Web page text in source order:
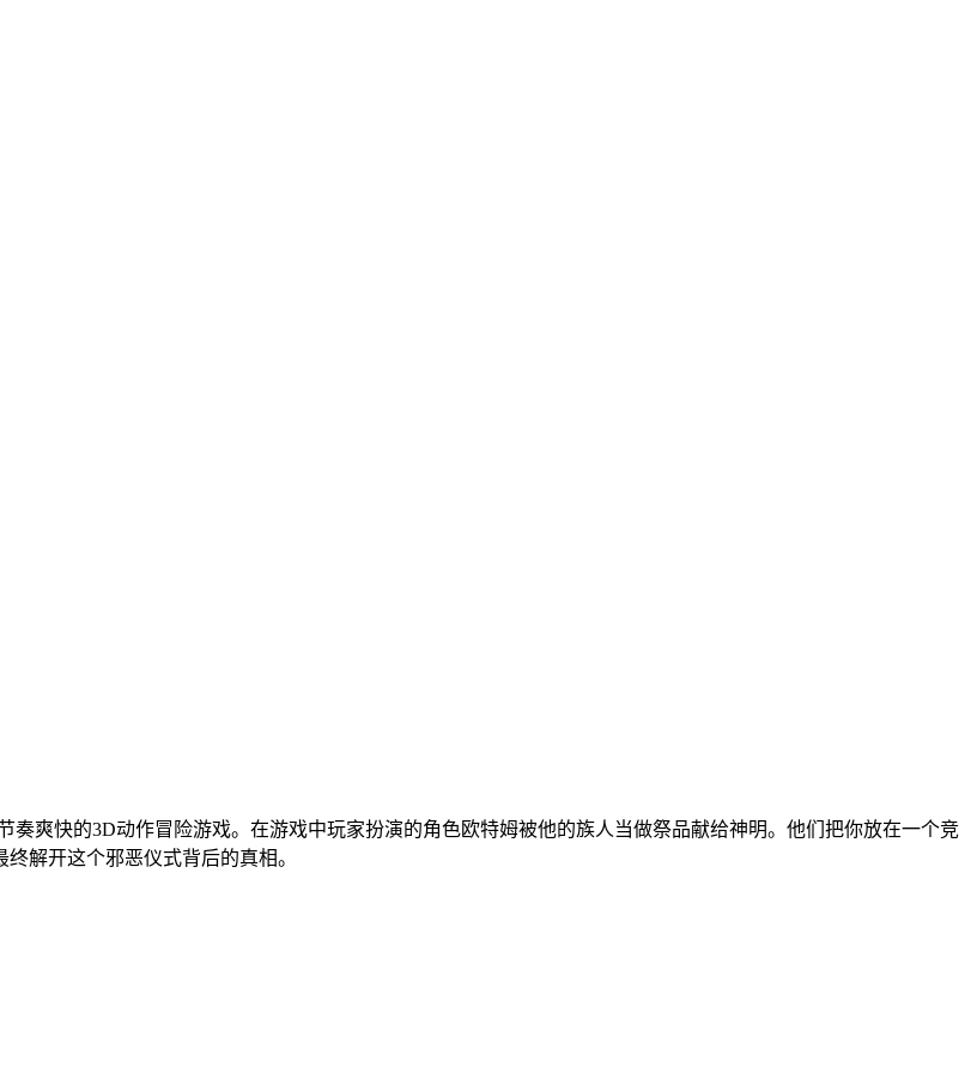
节奏爽快的3D动作冒险游戏。在游戏中玩家扮演的角色欧特姆被他的族人当做祭品献给神明。他们把你放在一个竞
解开这个邪恶仪式背后的真相。